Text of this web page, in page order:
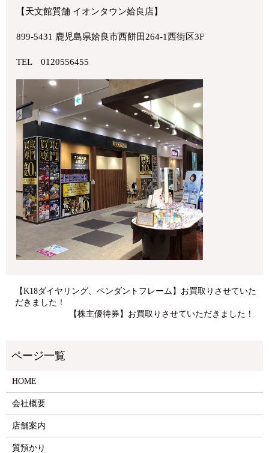
【天文館質舗 イオンタウン姶良店】
899-5431 鹿児島県姶良市西餅田264-1西街区3F
TEL 0120556455
【K18ダイヤリング、ペンダントフレーム】お買取りさせていた
だきました！
【株主優待券】お買取りさせていただきました！
HOME
会社概要
店舗案内
質預かり